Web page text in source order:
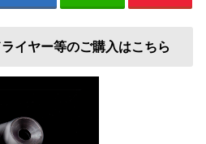
イヤー等のご購入はこちら